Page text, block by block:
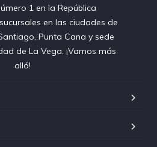
1 en la República
en las ciudades de
Punta Cana y sede
de La Vega. ¡Vamos más
allá!